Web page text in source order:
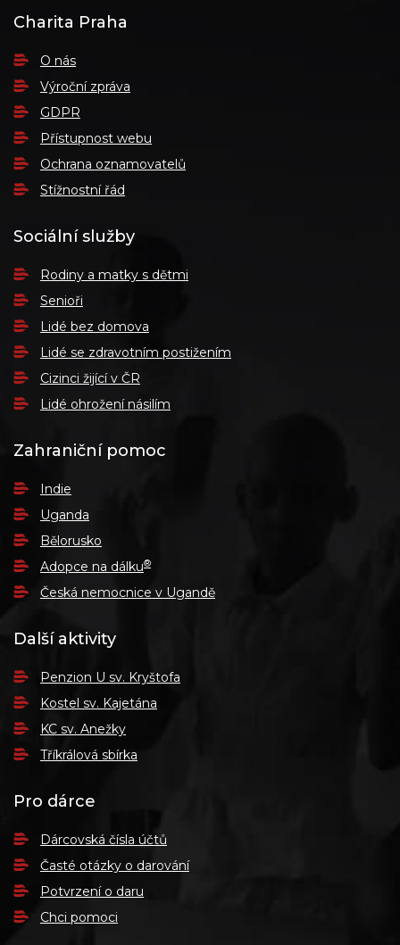
Charita Praha
O nás
Výroční zpráva
GDPR
Přístupnost webu
Ochrana oznamovatelů
Stížnostní řád
Sociální služby
Rodiny a matky s dětmi
Senioři
Lidé bez domova
Lidé se zdravotním postižením
Cizinci žijící v ČR
Lidé ohrožení násilím
Zahraniční pomoc
Indie
Uganda
Bělorusko
Adopce na dálku®
Česká nemocnice v Ugandě
Další aktivity
Penzion U sv. Kryštofa
Kostel sv. Kajetána
KC sv. Anežky
Tříkrálová sbírka
Pro dárce
Dárcovská čísla účtů
Časté otázky o darování
Potvrzení o daru
Chci pomoci